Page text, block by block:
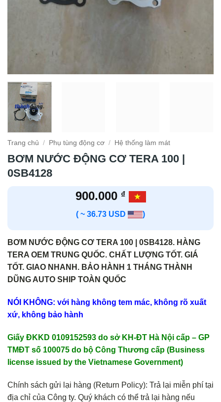
Trang chủ / Phụ tùng động cơ / Hệ thống làm mát
BƠM NƯỚC ĐỘNG CƠ TERA 100 |
0SB4128
900.000 ₫
( ~ 36.73 USD )
BƠM NƯỚC ĐỘNG CƠ TERA 100 | 0SB4128. HÀNG
TERA OEM TRUNG QUỐC. CHẤT LƯỢNG TỐT. GIÁ
TỐT. GIAO NHANH. BẢO HÀNH 1 THÁNG THÀNH
DŨNG AUTO SHIP TOÀN QUỐC
NÓI KHÔNG: với hàng không tem mác, không rõ xuất
xứ, không bảo hành
Giấy ĐKKD 0109152593 do sở KH-ĐT Hà Nội cấp – GP
TMĐT số 100075 do bộ Công Thương cấp (Business
license issued by the Vietnamese Government)
Chính sách gửi lại hàng (Return Policy): Trả lại miễn phí tại
địa chỉ của Công ty. Quý khách có thể trả lại hàng nếu